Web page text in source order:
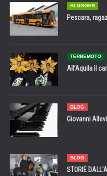
BLOGGER
Pescara,
TERREMOTO
All’Aquila il
BLOG
Giovanni
BLOG
STORIE